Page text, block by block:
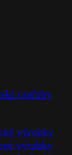
potřeby
výrobky
výrobky